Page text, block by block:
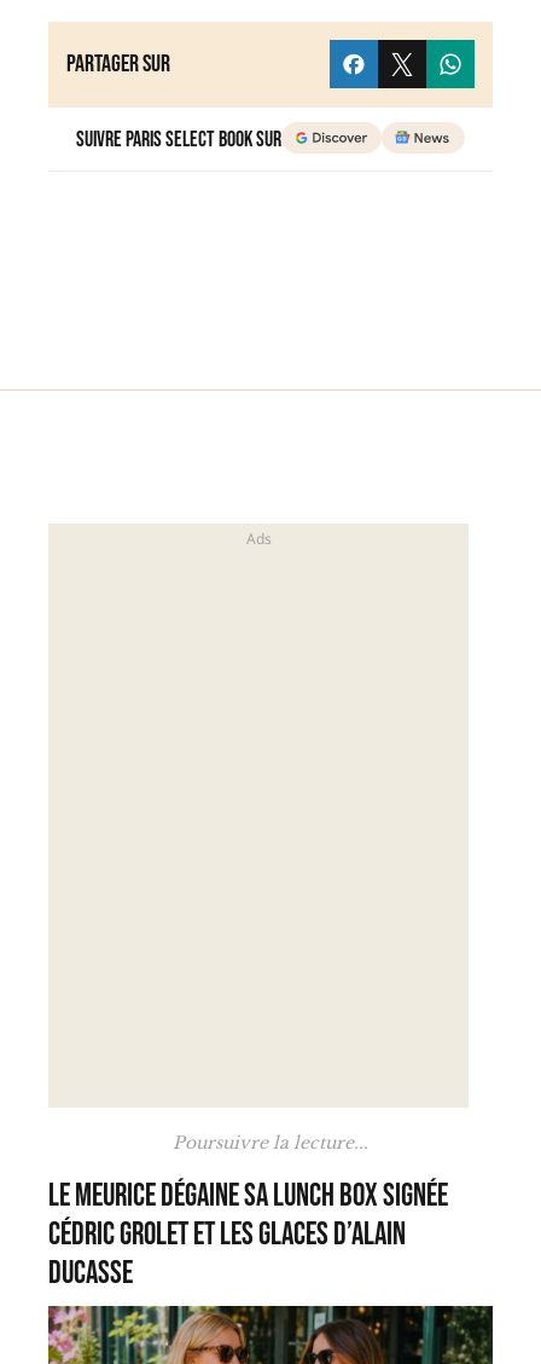
Partager sur
Suivre Paris Select Book sur
Poursuivre la lecture...
Le Meurice dégaine sa lunch box signée
Cédric Grolet et les glaces d’Alain
Ducasse